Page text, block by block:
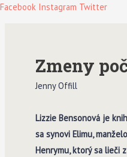
Facebook Instagram Twitter
Zmeny
Jenny Offill
Lizzie Bensonová je
sa synovi Elimu,
Henrymu, ktorý sa lieči